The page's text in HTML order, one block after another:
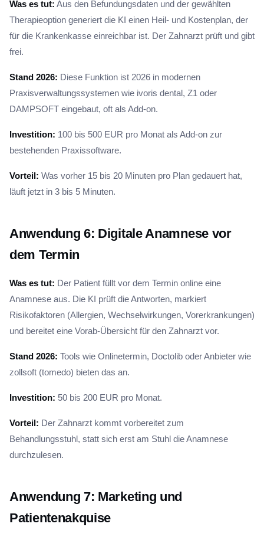
Was es tut: Aus den Befundungsdaten und der gewählten
Therapieoption generiert die KI einen Heil- und Kostenplan, der
für die Krankenkasse einreichbar ist. Der Zahnarzt prüft und gibt
frei.
Stand 2026: Diese Funktion ist 2026 in modernen
Praxisverwaltungssystemen wie ivoris dental, Z1 oder
DAMPSOFT eingebaut, oft als Add-on.
Investition: 100 bis 500 EUR pro Monat als Add-on zur
bestehenden Praxissoftware.
Vorteil: Was vorher 15 bis 20 Minuten pro Plan gedauert hat,
läuft jetzt in 3 bis 5 Minuten.
Anwendung 6: Digitale Anamnese vor
dem Termin
Was es tut: Der Patient füllt vor dem Termin online eine
Anamnese aus. Die KI prüft die Antworten, markiert
Risikofaktoren (Allergien, Wechselwirkungen, Vorerkrankungen)
und bereitet eine Vorab-Übersicht für den Zahnarzt vor.
Stand 2026: Tools wie Onlinetermin, Doctolib oder Anbieter wie
zollsoft (tomedo) bieten das an.
Investition: 50 bis 200 EUR pro Monat.
Vorteil: Der Zahnarzt kommt vorbereitet zum
Behandlungsstuhl, statt sich erst am Stuhl die Anamnese
durchzulesen.
Anwendung 7: Marketing und
Patientenakquise